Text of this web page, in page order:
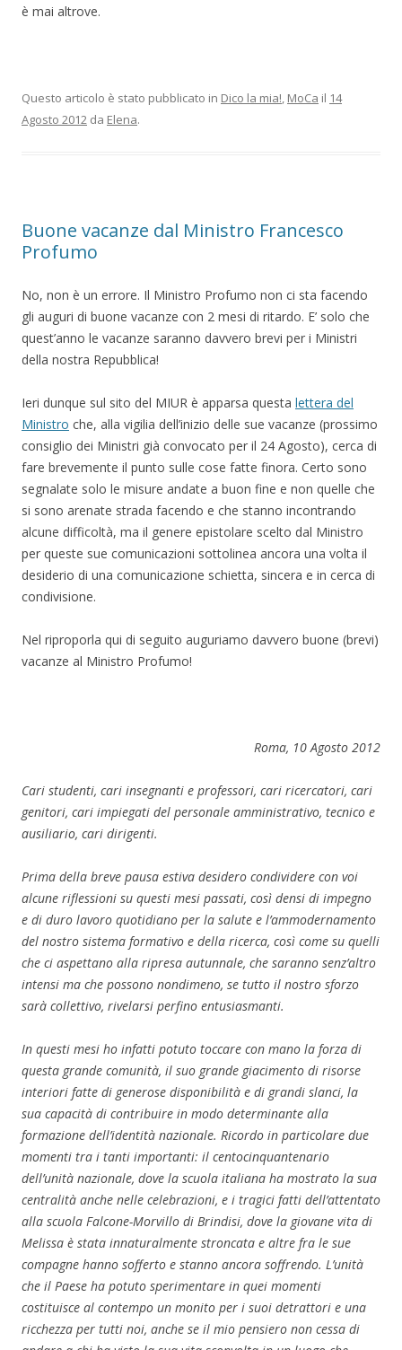
è mai altrove.
Questo articolo è stato pubblicato in Dico la mia!, MoCa il 14
Agosto 2012 da Elena.
Buone vacanze dal Ministro Francesco
Profumo
No, non è un errore. Il Ministro Profumo non ci sta facendo
gli auguri di buone vacanze con 2 mesi di ritardo. E’ solo che
quest’anno le vacanze saranno davvero brevi per i Ministri
della nostra Repubblica!
Ieri dunque sul sito del MIUR è apparsa questa lettera del
Ministro che, alla vigilia dell’inizio delle sue vacanze (prossimo
consiglio dei Ministri già convocato per il 24 Agosto), cerca di
fare brevemente il punto sulle cose fatte finora. Certo sono
segnalate solo le misure andate a buon fine e non quelle che
si sono arenate strada facendo e che stanno incontrando
alcune difficoltà, ma il genere epistolare scelto dal Ministro
per queste sue comunicazioni sottolinea ancora una volta il
desiderio di una comunicazione schietta, sincera e in cerca di
condivisione.
Nel riproporla qui di seguito auguriamo davvero buone (brevi)
vacanze al Ministro Profumo!
Roma, 10 Agosto 2012
Cari studenti, cari insegnanti e professori, cari ricercatori, cari
genitori, cari impiegati del personale amministrativo, tecnico e
ausiliario, cari dirigenti.
Prima della breve pausa estiva desidero condividere con voi
alcune riflessioni su questi mesi passati, così densi di impegno
e di duro lavoro quotidiano per la salute e l’ammodernamento
del nostro sistema formativo e della ricerca, così come su quelli
che ci aspettano alla ripresa autunnale, che saranno senz’altro
intensi ma che possono nondimeno, se tutto il nostro sforzo
sarà collettivo, rivelarsi perfino entusiasmanti.
In questi mesi ho infatti potuto toccare con mano la forza di
questa grande comunità, il suo grande giacimento di risorse
interiori fatte di generose disponibilità e di grandi slanci, la
sua capacità di contribuire in modo determinante alla
formazione dell’identità nazionale. Ricordo in particolare due
momenti tra i tanti importanti: il centocinquantenario
dell’unità nazionale, dove la scuola italiana ha mostrato la sua
centralità anche nelle celebrazioni, e i tragici fatti dell’attentato
alla scuola Falcone-Morvillo di Brindisi, dove la giovane vita di
Melissa è stata innaturalmente stroncata e altre fra le sue
compagne hanno sofferto e stanno ancora soffrendo. L’unità
che il Paese ha potuto sperimentare in quei momenti
costituisce al contempo un monito per i suoi detrattori e una
ricchezza per tutti noi, anche se il mio pensiero non cessa di